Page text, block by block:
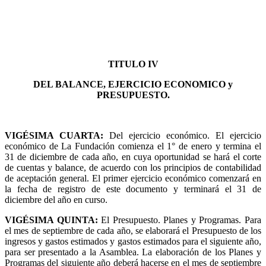
TITULO IV
DEL BALANCE, EJERCICIO ECONOMICO y
PRESUPUESTO.
VIGÉSIMA CUARTA: Del ejercicio económico. El ejercicio
económico de La Fundación comienza el 1° de enero y termina el
31 de diciembre de cada año, en cuya oportunidad se hará el corte
de cuentas y balance, de acuerdo con los principios de contabilidad
de aceptación general. El primer ejercicio económico comenzará en
la fecha de registro de este documento y terminará el 31 de
diciembre del año en curso.
VIGÉSIMA QUINTA: El Presupuesto. Planes y Programas. Para
el mes de septiembre de cada año, se elaborará el Presupuesto de los
ingresos y gastos estimados y gastos estimados para el siguiente año,
para ser presentado a la Asamblea. La elaboración de los Planes y
Programas del siguiente año deberá hacerse en el mes de septiembre